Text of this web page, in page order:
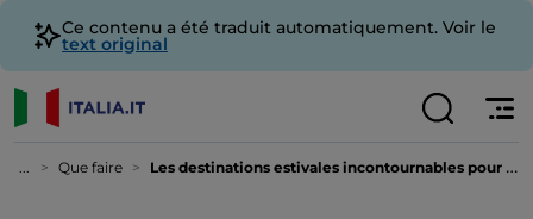
Ce contenu a été traduit automatiquement. Voir le
text original
... Que faire Les destinations estivales incontournables pour les amateurs de luxe